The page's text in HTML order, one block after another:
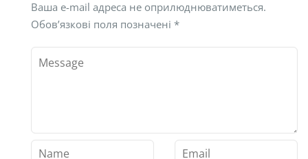
Ваша e-mail адреса не оприлюднюватиметься.
Обов’язкові поля позначені *